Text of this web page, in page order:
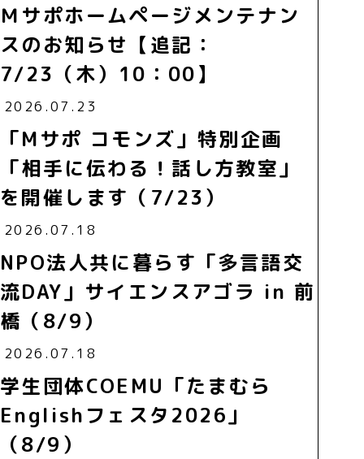
Ｍサポホームページメンテナン
スのお知らせ【追記：
7/23（木）10：00】
2026.07.23
「Mサポ コモンズ」特別企画
「相手に伝わる！話し方教室」
を開催します（7/23）
2026.07.18
NPO法人共に暮らす「多言語交
流DAY」サイエンスアゴラ in 前
橋（8/9）
2026.07.18
学生団体COEMU「たまむら
Englishフェスタ2026」
（8/9）